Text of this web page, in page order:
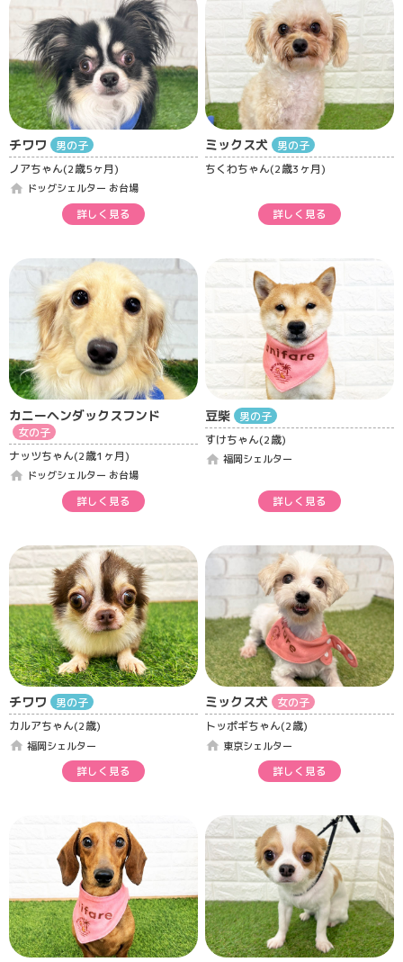
チワワ
男の子
ノアちゃん(2歳5ヶ月)
home ドッグシェルター お台場
詳しく見る
ミックス犬
男の子
ちくわちゃん(2歳3ヶ月)
詳しく見る
カニーヘンダックスフンド
女の子
ナッツちゃん(2歳1ヶ月)
home ドッグシェルター お台場
詳しく見る
豆柴
男の子
すけちゃん(2歳)
home 福岡シェルター
詳しく見る
チワワ
男の子
カルアちゃん(2歳)
home 福岡シェルター
詳しく見る
ミックス犬
女の子
トッポギちゃん(2歳)
home 東京シェルター
詳しく見る